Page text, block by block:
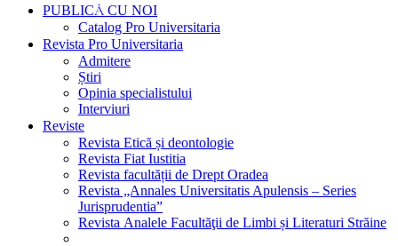
PUBLICĂ CU NOI
Catalog Pro Universitaria
Revista Pro Universitaria
Admitere
Știri
Opinia specialistului
Interviuri
Reviste
Revista Etică și deontologie
Revista Fiat Iustitia
Revista facultății de Drept Oradea
Revista „Annales Universitatis Apulensis – Series
Jurisprudentia”
Revista Analele Facultăţii de Limbi și Literaturi Străine